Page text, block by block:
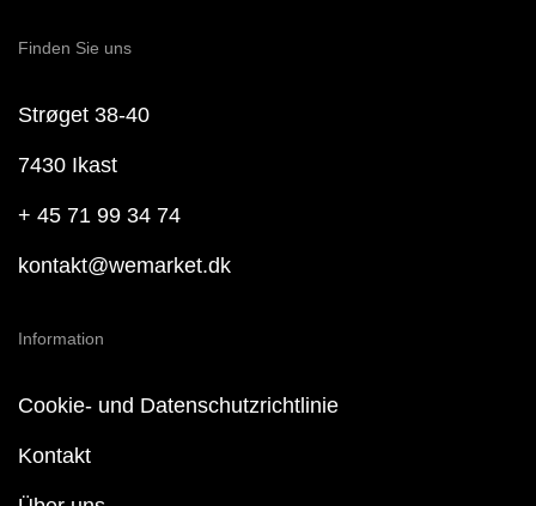
Finden Sie uns
Strøget 38-40
7430 Ikast
+ 45 71 99 34 74
kontakt@wemarket.dk
Information
Cookie- und Datenschutzrichtlinie
Kontakt